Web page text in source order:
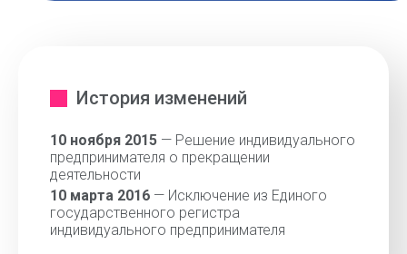
История изменений
10 ноября 2015 — Решение индивидуального
предпринимателя о прекращении
деятельности
10 марта 2016 — Исключение из Единого
государственного регистра
индивидуального предпринимателя